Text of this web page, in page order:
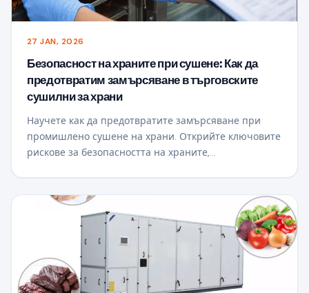
27 JAN, 2026
Безопасност на храните при сушене: Как да
предотвратим замърсяване в търговските
сушилни за храни
Научете как да предотвратите замърсяване при
промишлено сушене на храни. Открийте ключовите
рискове за безопасността на храните,
поддържат безопасно, високо-качествена